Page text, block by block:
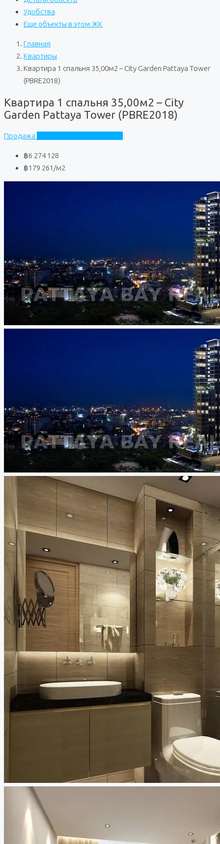
Удобства
Еще объекты в этом ЖК
Главная
Квартиры
Квартира 1 спальня 35,00м2 – City Garden Pattaya Tower
(PBRE2018)
Квартира 1 спальня 35,00м2 – City
Garden Pattaya Tower (PBRE2018)
Продажа
฿6 274 128
฿179 261 /м2